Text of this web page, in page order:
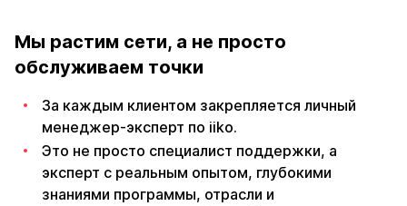
За каждым клиентом закрепляется личный
менеджер-эксперт по iiko.
эксперт с реальным опытом, глубокими
знаниями программы, отрасли и
законодательных требований.
Он знает вашу историю, ваши цели и помогает
не только решать задачи, но и развивать